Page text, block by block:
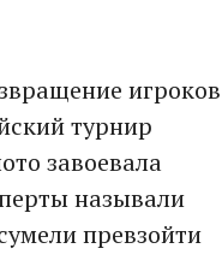
игроков
турнир
завоевала
называли
превзойти